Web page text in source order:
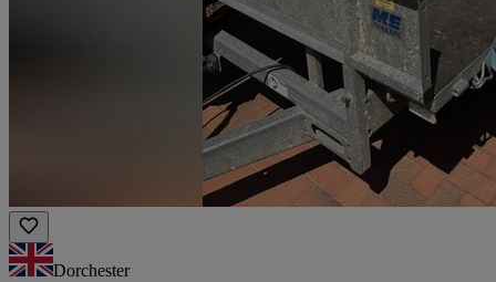
Dorchester